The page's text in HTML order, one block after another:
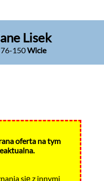
Lisek
76-150Wicie
oferta na tym
się z innymi